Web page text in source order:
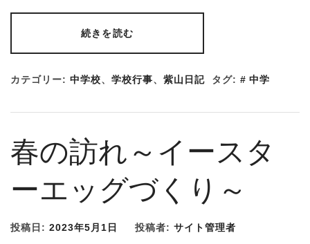
続きを読む
カテゴリー: 中学校、 学校行事、 紫山日記 タグ: 中学
春の訪れ～イースタ
ーエッグづくり～
投稿日: 2023年5月1日 投稿者: サイト管理者